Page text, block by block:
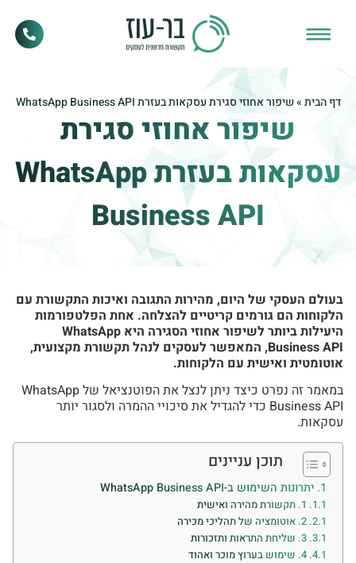
דף הבית»שיפור אחוזי סגירת עסקאות בעזרת WhatsApp Business API
שיפור אחוזי סגירת
עסקאות בעזרת WhatsApp
Business API
בעולם העסקי של היום, מהירות התגובה ואיכות התקשורת עם
הלקוחות הם גורמים קריטיים להצלחה. אחת הפלטפורמות
היעילות ביותר לשיפור אחוזי הסגירה היא WhatsApp
Business API, המאפשר לעסקים לנהל תקשורת מקצועית,
אוטומטית ואישית עם הלקוחות.
במאמר זה נפרט כיצד ניתן לנצל את הפוטנציאל של WhatsApp
Business API כדי להגדיל את סיכויי ההמרה ולסגור יותר
עסקאות.
תוכן עניינים
יתרונות השימוש ב-WhatsApp Business API
1. תקשורת מהירה ואישית
2. אוטומציה של תהליכי מכירה
3. שליחת התראות ותזכורות
4. שימוש בערוץ מוכר ואהוד